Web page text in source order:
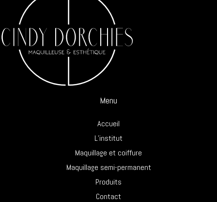
Menu
Accueil
L’institut
Maquillage et coiffure
Maquillage semi-permanent
Produits
Contact